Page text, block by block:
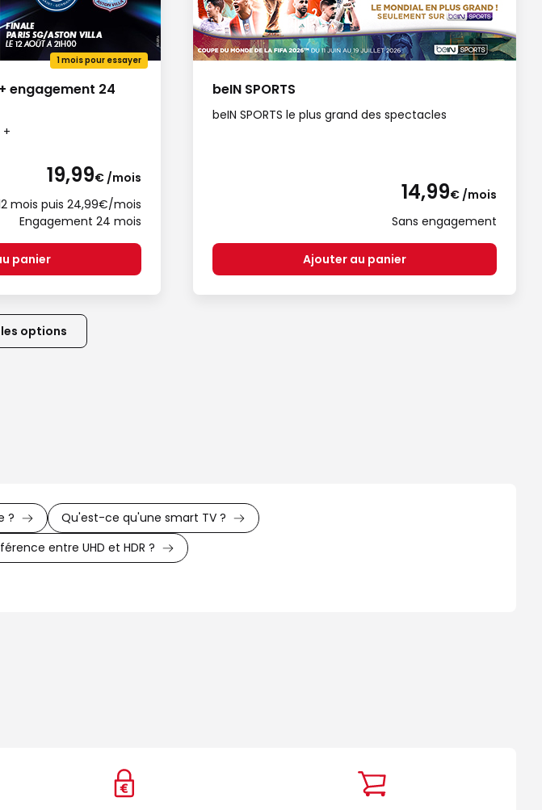
1 mois pour essayer
engagement 24
19,99€ /mois
mois puis 24,99€/mois
Engagement 24 mois
panier
beIN SPORTS
beIN SPORTS le plus grand des spectacles
14,99€ /mois
Sans engagement
Ajouter au panier
options
?
Qu'est-ce qu'une smart TV ?
entre UHD et HDR ?